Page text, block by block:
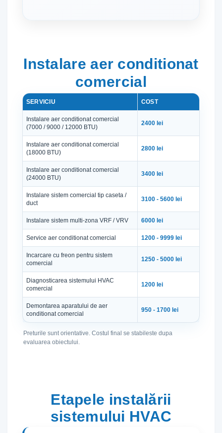
Instalare aer conditionat
comercial
SERVICIU COST
Instalare aer conditionat comercial
(7000 / 9000 / 12000 BTU)
2400 lei
Instalare aer conditionat comercial
(18000 BTU)
2800 lei
Instalare aer conditionat comercial
(24000 BTU)
3400 lei
Instalare sistem comercial tip caseta /
duct
3100 - 5600 lei
Instalare sistem multi-zona VRF / VRV 6000 lei
Service aer conditionat comercial 1200 - 9999 lei
Incarcare cu freon pentru sistem
comercial
1250 - 5000 lei
Diagnosticarea sistemului HVAC
comercial
1200 lei
Demontarea aparatului de aer
conditionat comercial
950 - 1700 lei
Preturile sunt orientative. Costul final se stabileste dupa
evaluarea obiectului.
Etapele instalării
sistemului HVAC